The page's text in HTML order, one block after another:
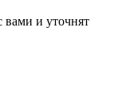
вами и уточнят